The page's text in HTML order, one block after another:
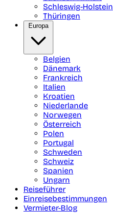
Schleswig-Holstein
Thüringen
Europa
Belgien
Dänemark
Frankreich
Italien
Kroatien
Niederlande
Norwegen
Österreich
Polen
Portugal
Schweden
Schweiz
Spanien
Ungarn
Reiseführer
Einreisebestimmungen
Vermieter-Blog